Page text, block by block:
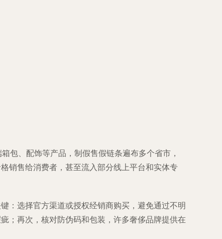
包、配饰等产品，制假售假链条遍布多个省市，
销售给消费者，甚至流入部分线上平台和实体专
：选择官方渠道或授权经销商购买，避免通过不明
；再次，核对防伪码和包装，许多奢侈品牌提供在